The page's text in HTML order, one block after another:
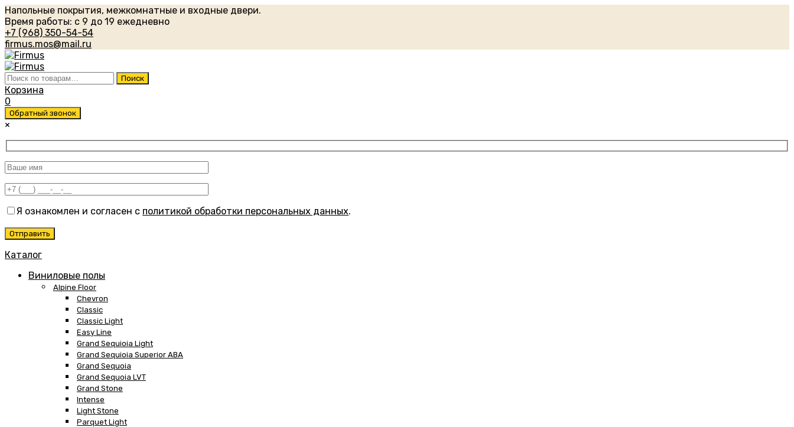
Напольные покрытия, межкомнатные и входные двери.
Время работы: с 9 до 19 ежедневно
+7 (968) 350-54-54
firmus.mos@mail.ru
Искать: Поиск
Корзина
0
Обратный звонок
×
Я ознакомлен и согласен с политикой обработки персональных данных.
Каталог
Виниловые полы
Alpine Floor
Chevron
Classic
Classic Light
Easy Line
Grand Sequioia Light
Grand Sequioia Superior ABA
Grand Sequoia
Grand Sequoia LVT
Grand Stone
Intense
Light Stone
Parquet Light